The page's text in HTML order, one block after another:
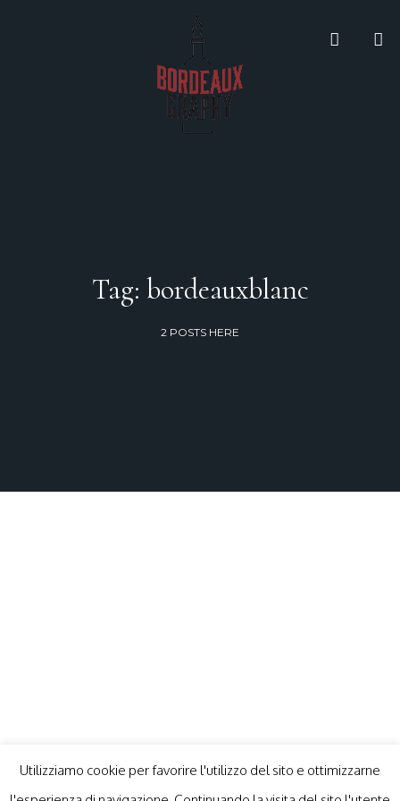
Tag: bordeauxblanc
2 POSTS HERE
Utilizziamo cookie per favorire l'utilizzo del sito e ottimizzarne